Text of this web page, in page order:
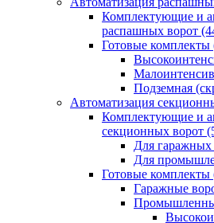
Комплектующие и
распашных ворот
Готовые комплекты
Подземная
Автоматизация
Комплектующие и
секционных ворот
Для гаражных
Для
Готовые комплекты
Гаражные